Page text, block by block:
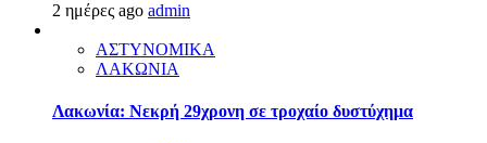
2 ημέρες ago admin
ΑΣΤΥΝΟΜΙΚΑ
ΛΑΚΩΝΙΑ
Λακωνία: Νεκρή 29χρονη σε τροχαίο δυστύχημα